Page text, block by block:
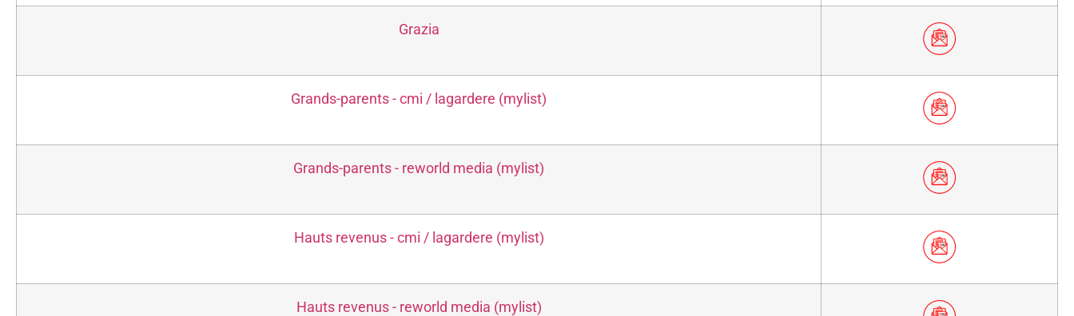
Grazia
Grands-parents - cmi / lagardere (mylist)
Grands-parents - reworld media (mylist)
Hauts revenus - cmi / lagardere (mylist)
Hauts revenus - reworld media (mylist)